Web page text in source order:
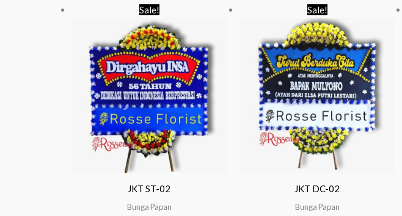
Sale!
JKT ST-02
Bunga Papan
Original
price
was:
Rp 700.000.
Sale!
JKT DC-02
Bunga Papan
Original
price
was:
Rp 750.000.Rp 650.000.